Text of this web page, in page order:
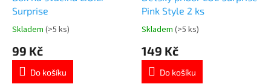
Surprise
Průměrné
produktu
4,9
Skladem (>5 ks)
99 Kč
Do košíku
Pink Style 2 ks
Průměrné
produktu
5,0
Skladem (>5 ks)
149 Kč
Do košíku